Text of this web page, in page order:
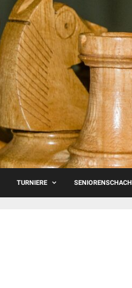
TURNIERE SENIORENSCHACH